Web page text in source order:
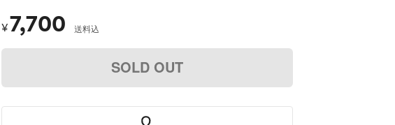
¥7,700 送料込
SOLD OUT